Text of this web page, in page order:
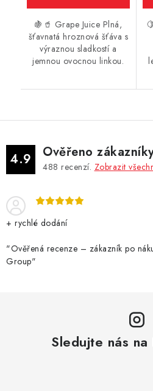
🍇🥤 Grape Juice Plná,
šťavnatá hroznová šťáva s
výraznou sladkostí a
jemnou ovocnou linkou.
4.9 Ověřeno
488 recenzí. Zobrazit
+ rychlé dodání
"Ověřená recenze – zákazník po
Group"
Sledujte nás na